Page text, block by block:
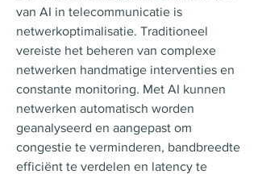
van AI in telecommunicatie is
netwerkoptimalisatie. Traditioneel
vereiste het beheren van complexe
netwerken handmatige interventies en
constante monitoring. Met AI kunnen
netwerken automatisch worden
geanalyseerd en aangepast om
congestie te verminderen, bandbreedte
efficiënt te verdelen en latency te